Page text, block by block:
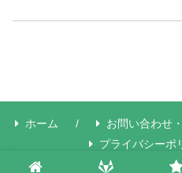
ホーム
お問い合わせ
プライバシーポ
Copyright © 2018 マーケットフォギア